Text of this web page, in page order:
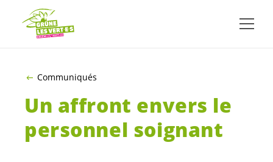
ALLER AU CONTENU PRINCIPAL
Communiqués
Un affront envers le
personnel soignant